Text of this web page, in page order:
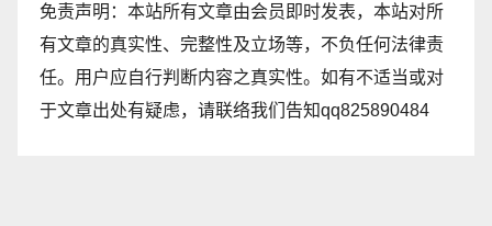
免责声明：本站所有文章由会员即时发表，本站对所
有文章的真实性、完整性及立场等，不负任何法律责
任。用户应自行判断内容之真实性。如有不适当或对
于文章出处有疑虑，请联络我们告知qq825890484